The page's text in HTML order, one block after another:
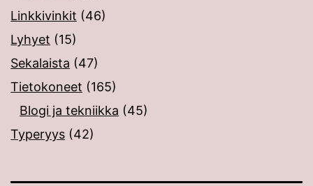
Linkkivinkit (46)
Lyhyet (15)
Sekalaista (47)
Tietokoneet (165)
Blogi ja tekniikka (45)
Typeryys (42)